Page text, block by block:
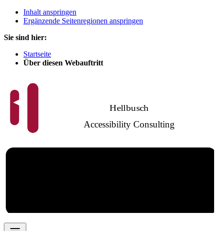
Inhalt anspringen
Ergänzende Seitenregionen anspringen
Sie sind hier:
Startseite
Über diesen Webauftritt
Hellbusch
Accessibility Consulting